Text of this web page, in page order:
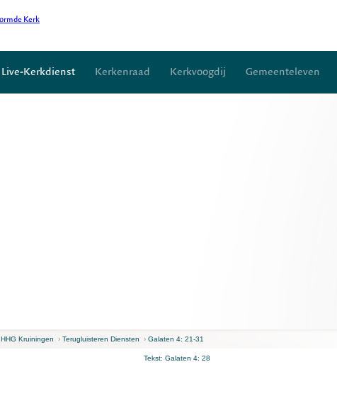
Live-Kerkdienst Kerkenraad Kerkvoogdij Gemeenteleven
HHG Kruiningen › Terugluisteren Diensten › Galaten 4: 21-31
Tekst: Galaten 4: 28